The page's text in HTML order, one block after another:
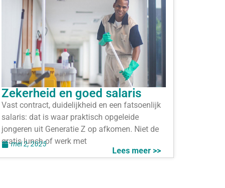
Zekerheid en goed salaris
Vast contract, duidelijkheid en een fatsoenlijk
salaris: dat is waar praktisch opgeleide
jongeren uit Generatie Z op afkomen. Niet de
gratis lunch of werk met
Lees meer >>
mei 2, 2025